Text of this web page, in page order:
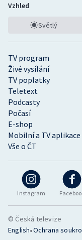
Instagram
TV program
Živé vysílání
TV poplatky
Teletext
Podcasty
Počasí
E-shop
Mobilní a TV aplikace
Vše o ČT
Vzhled
Světlý
© Česká televize
English•Ochrana